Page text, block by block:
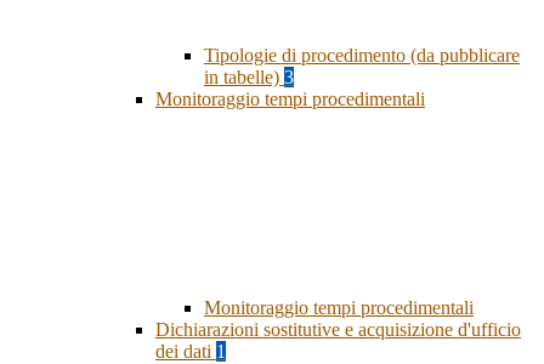
Tipologie di procedimento (da pubblicare
in tabelle) 3
Monitoraggio tempi procedimentali
Monitoraggio tempi procedimentali
Dichiarazioni sostitutive e acquisizione d'ufficio
dei dati 1